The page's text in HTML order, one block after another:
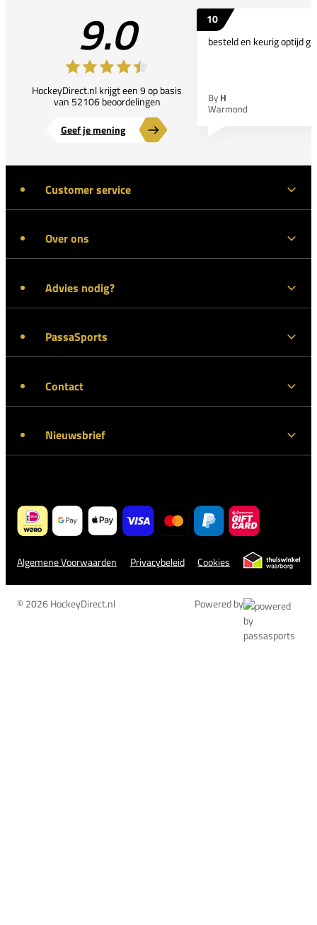
9.0
HockeyDirect.nl krijgt een 9 op basis
van 52106 beoordelingen
Geef je mening
10
besteld en keurig optijd
By H
Warmond
Customer service
Over ons
Advies nodig?
PassaSports
Contact
Nieuwsbrief
Algemene Voorwaarden Privacybeleid Cookies
© 2026 HockeyDirect.nl Powered by